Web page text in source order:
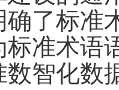
确了标准
标准术语
数智化数